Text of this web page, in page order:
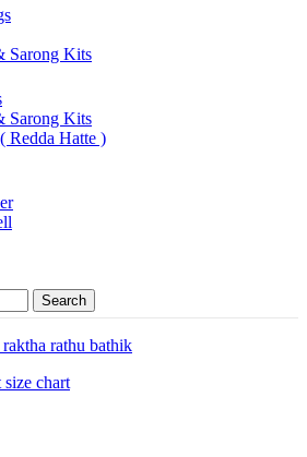
Sarong Kits
Sarong Kits
Redda Hatte )
Search